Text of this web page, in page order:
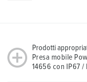
Prodotti
Presa mobile
14656 con IP67 /